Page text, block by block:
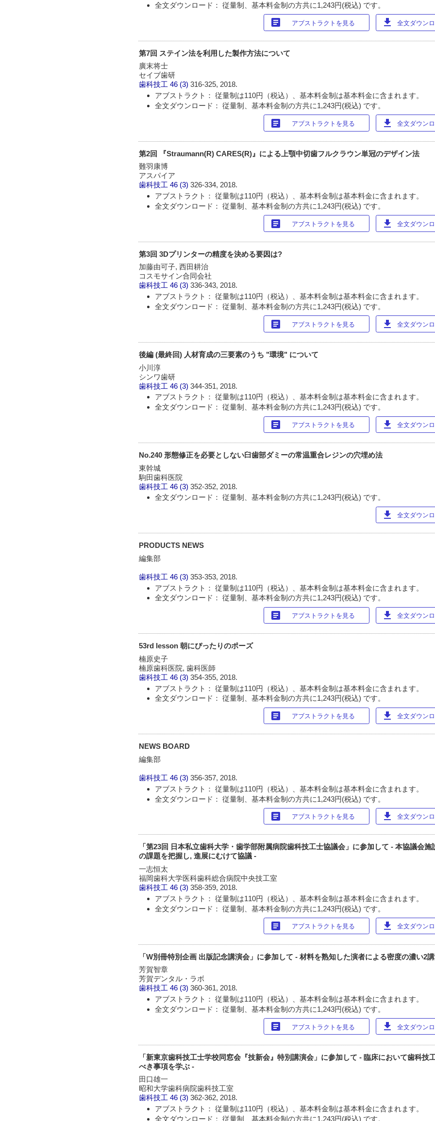
全文ダウンロード： 従量制、基本料金制の方共に1,243円(税込) です。
article アブストラクトを見る download 全文ダウン
第7回 ステイン法を利用した製作方法について
廣末将士
セイブ歯研
歯科技工 46 (3)316-325, 2018.
アブストラクト： 従量制は110円（税込）、基本料金制は基本料金に含まれます。
全文ダウンロード： 従量制、基本料金制の方共に1,243円(税込) です。
article アブストラクトを見る download 全文ダウン
第2回 『Straumann(R) CARES(R)』による上顎中切歯フルクラウン単冠のデザイン法
難羽康博
アスパイア
歯科技工 46 (3)326-334, 2018.
アブストラクト： 従量制は110円（税込）、基本料金制は基本料金に含まれます。
全文ダウンロード： 従量制、基本料金制の方共に1,243円(税込) です。
article アブストラクトを見る download 全文ダウン
第3回 3Dプリンターの精度を決める要因は?
加藤由可子, 西田耕治
コスモサイン合同会社
歯科技工 46 (3)336-343, 2018.
アブストラクト： 従量制は110円（税込）、基本料金制は基本料金に含まれます。
全文ダウンロード： 従量制、基本料金制の方共に1,243円(税込) です。
article アブストラクトを見る download 全文ダウン
後編 (最終回) 人材育成の三要素のうち "環境" について
小川淳
シンワ歯研
歯科技工 46 (3)344-351, 2018.
アブストラクト： 従量制は110円（税込）、基本料金制は基本料金に含まれます。
全文ダウンロード： 従量制、基本料金制の方共に1,243円(税込) です。
article アブストラクトを見る download 全文ダウン
No.240 形態修正を必要としない臼歯部ダミーの常温重合レジンの穴埋め法
東幹城
駒田歯科医院
歯科技工 46 (3)352-352, 2018.
全文ダウンロード： 従量制、基本料金制の方共に1,243円(税込) です。
download 全文ダウン
PRODUCTS NEWS
編集部
歯科技工 46 (3)353-353, 2018.
アブストラクト： 従量制は110円（税込）、基本料金制は基本料金に含まれます。
全文ダウンロード： 従量制、基本料金制の方共に1,243円(税込) です。
article アブストラクトを見る download 全文ダウン
53rd lesson 朝にぴったりのポーズ
楠原史子
楠原歯科医院, 歯科医師
歯科技工 46 (3)354-355, 2018.
アブストラクト： 従量制は110円（税込）、基本料金制は基本料金に含まれます。
全文ダウンロード： 従量制、基本料金制の方共に1,243円(税込) です。
article アブストラクトを見る download 全文ダウン
NEWS BOARD
編集部
歯科技工 46 (3)356-357, 2018.
アブストラクト： 従量制は110円（税込）、基本料金制は基本料金に含まれます。
全文ダウンロード： 従量制、基本料金制の方共に1,243円(税込) です。
article アブストラクトを見る download 全文ダウン
「第23回 日本私立歯科大学・歯学部附属病院歯科技工士協議会」に参加して - 本協議会施
の課題を把握し, 進展にむけて協議 -
一志恒太
福岡歯科大学医科歯科総合病院中央技工室
歯科技工 46 (3)358-359, 2018.
アブストラクト： 従量制は110円（税込）、基本料金制は基本料金に含まれます。
全文ダウンロード： 従量制、基本料金制の方共に1,243円(税込) です。
article アブストラクトを見る download 全文ダウン
「W別冊特別企画 出版記念講演会」に参加して - 材料を熟知した演者による密度の濃い2
芳賀智章
芳賀デンタル・ラボ
歯科技工 46 (3)360-361, 2018.
アブストラクト： 従量制は110円（税込）、基本料金制は基本料金に含まれます。
全文ダウンロード： 従量制、基本料金制の方共に1,243円(税込) です。
article アブストラクトを見る download 全文ダウン
「新東京歯科技工士学校同窓会『技新会』特別講演会」に参加して - 臨床において歯科技
べき事項を学ぶ -
田口雄一
昭和大学歯科病院歯科技工室
歯科技工 46 (3)362-362, 2018.
アブストラクト： 従量制は110円（税込）、基本料金制は基本料金に含まれます。
全文ダウンロード： 従量制、基本料金制の方共に1,243円(税込) です。